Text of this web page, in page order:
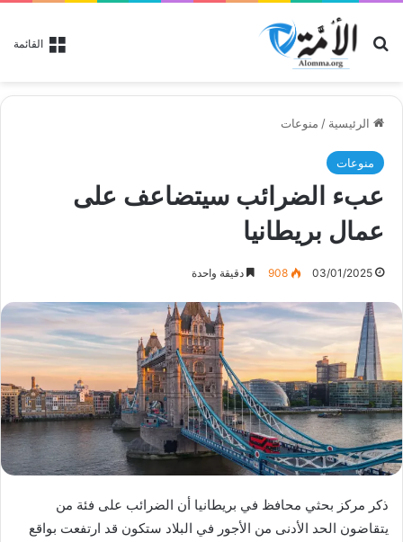
القائمة بحث عن
الرئيسية / منوعات
منوعات
عبء الضرائب سيتضاعف على
عمال بريطانيا
03/01/2025
908 دقيقة واحدة
ذكر مركز بحثي محافظ في بريطانيا أن الضرائب على فئة من
يتقاضون الحد الأدنى من الأجور في البلاد ستكون قد ارتفعت بواقع